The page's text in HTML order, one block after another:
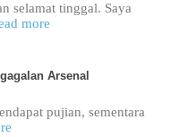
selamat tinggal. Saya
more
Arsenal
pujian, sementara